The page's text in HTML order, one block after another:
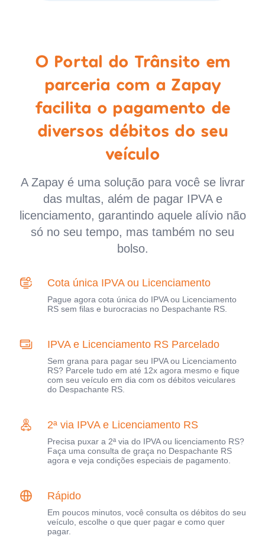
O Portal do Trânsito em
parceria com a Zapay
facilita o pagamento de
diversos débitos do seu
veículo
A Zapay é uma solução para você se livrar
das multas, além de pagar IPVA e
licenciamento, garantindo aquele alívio não
só no seu tempo, mas também no seu
bolso.
Cota única IPVA ou Licenciamento
Pague agora cota única do IPVA ou Licenciamento
RS sem filas e burocracias no Despachante RS.
IPVA e Licenciamento RS Parcelado
Sem grana para pagar seu IPVA ou Licenciamento
RS? Parcele tudo em até 12x agora mesmo e fique
com seu veículo em dia com os débitos veiculares
do Despachante RS.
2ª via IPVA e Licenciamento RS
Precisa puxar a 2ª via do IPVA ou licenciamento RS?
Faça uma consulta de graça no Despachante RS
agora e veja condições especiais de pagamento.
Rápido
Em poucos minutos, você consulta os débitos do seu
veículo, escolhe o que quer pagar e como quer
pagar.